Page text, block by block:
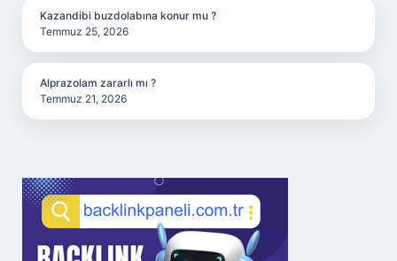
Kazandibi buzdolabına konur mu ?
Temmuz 25, 2026
Alprazolam zararlı mı ?
Temmuz 21, 2026